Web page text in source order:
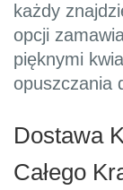
każdy
opcji
pięknymi
opuszczania
Dostawa
Całego